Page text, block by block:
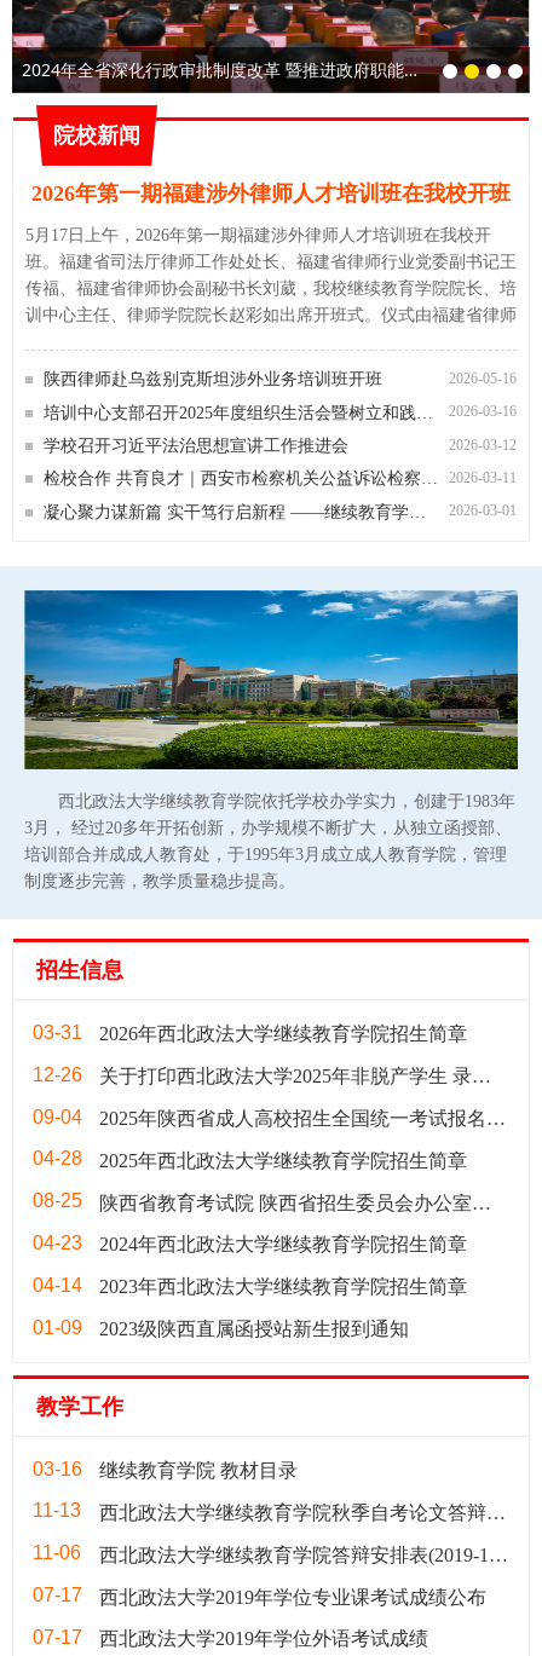
2024年全省深化行政审批制度改革 暨推进政府职能转变培训班在我校开班
院校新闻
2026年第一期福建涉外律师人才培训班在我校开班
5月17日上午，2026年第一期福建涉外律师人才培训班在我校开
班。福建省司法厅律师工作处处长、福建省律师行业党委副书记王
传福、福建省律师协会副秘书长刘葳，我校继续教育学院院长、培
训中心主任、律师学院院长赵彩如出席开班式。仪式由福建省律师
中简要介绍了我校的历史沿革、学科特色及涉外法治人才培养等方
资源，精心做好教学组织与服务保障工作，助力学员提升专业素
养，为福建涉外法律服务队伍建设贡献力量。王传福在开班讲话中
表示，法治是国家核心竞争力的重要内容，涉外律师人才是在国际
竞争中赢得主动的重要战略资源，是服务国家对外开放、护航企
做融通陆海经验的复合型法律人；要坚持学用结合，强化实践赋
能，做护航企业出海的实干型法律人。 本次培训班以“聚焦涉外律
师专业能力提升与执业素养锻造，助力涉外法律服务高质量发
展”为目标，课程设置紧扣福建涉外法律服务实际需求，在商事与
涉外法律实务方面，涵盖新修订《公司法》的适用、国际工程与贸
易法律风险防范、商事仲裁实务等核心内容；在科技赋能法律服务
方面，安排法律服务业的平台化、数字化、智能化以及律师核心能
力重塑等前沿教学课程。培训采用理论授课、案例分析、现场教学
等相结合的多元模式，旨在提升学员专业素养、拓宽国际视野，为
法治福建高质量发展贡献智慧与力量！ 来自福建各地的80名涉外
律师人才培养对象参加培训。
陕西律师赴乌兹别克斯坦涉外业务培训班开班 2026-05-16
2026-03-16
学校召开习近平法治思想宣讲工作推进会 2026-03-12
检校合作 共育良才｜西安市检察机关公益诉讼检察业务 能力提升暨竞赛预备培训班在我校开班 2026-03-11
2026-03-01
西北政法大学继续教育学院依托学校办学实力，创建于1983年
3月， 经过20多年开拓创新，办学规模不断扩大，从独立函授部、
培训部合并成成人教育处，于1995年3月成立成人教育学院，管理
制度逐步完善，教学质量稳步提高。
招生信息
2026年西北政法大学继续教育学院招生简章
03-31
关于打印西北政法大学2025年非脱产学生 录取通知书的通知
12-26
2025年陕西省成人高校招生全国统一考试报名公告
09-04
2025年西北政法大学继续教育学院招生简章
04-28
陕西省教育考试院 陕西省招生委员会办公室关于印发《2024年陕西省成人高校招生工作实施办法》的通知
08-25
2024年西北政法大学继续教育学院招生简章
04-23
2023年西北政法大学继续教育学院招生简章
04-14
2023级陕西直属函授站新生报到通知
01-09
教学工作
继续教育学院 教材目录
03-16
西北政法大学继续教育学院秋季自考论文答辩成绩表
11-13
西北政法大学继续教育学院答辩安排表(2019-11-6)
11-06
西北政法大学2019年学位专业课考试成绩公布
07-17
西北政法大学2019年学位外语考试成绩
07-17